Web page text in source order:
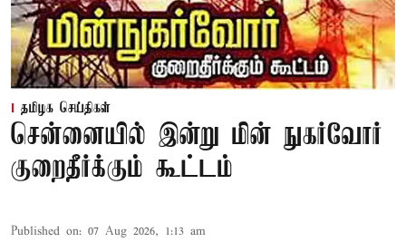
தமிழக செய்திகள்
சென்னையில் இன்று மின் நுகர்வோர்
குறைதீர்க்கும் கூட்டம்
Published on: 07 Aug 2026, 1:13 am